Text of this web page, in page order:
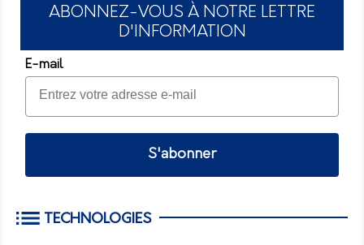
ABONNEZ-VOUS À NOTRE LETTRE
D'INFORMATION
E-mail
S'abonner
TECHNOLOGIES